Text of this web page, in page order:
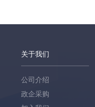
关于我们
公司介绍
政企采购